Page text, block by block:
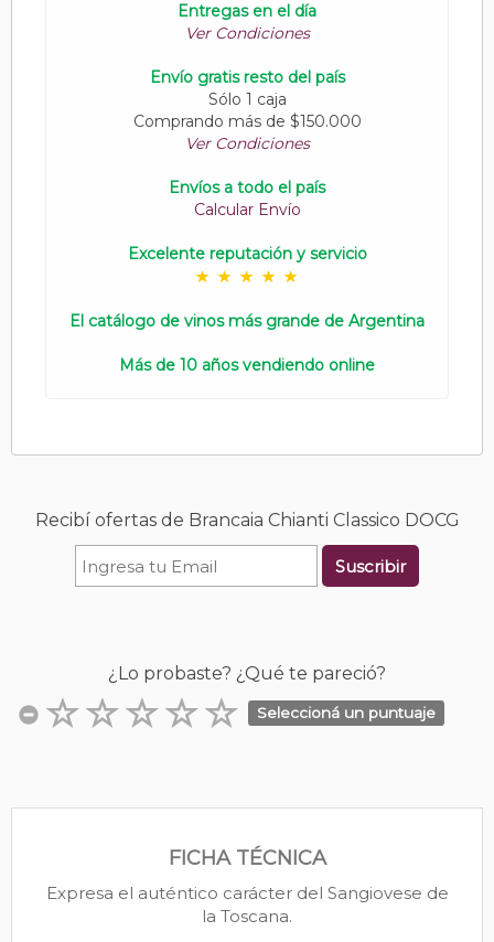
Entregas en el día
Ver Condiciones
Envío gratis resto del país
Sólo 1 caja
Comprando más de $150.000
Ver Condiciones
Envíos a todo el país
Calcular Envío
Excelente reputación y servicio
El catálogo de vinos más grande de Argentina
Más de 10 años vendiendo online
Recibí ofertas de Brancaia Chianti Classico DOCG
Suscribir
¿Lo probaste? ¿Qué te pareció?
Seleccioná un puntuaje
FICHA TÉCNICA
Expresa el auténtico carácter del Sangiovese de
la Toscana.